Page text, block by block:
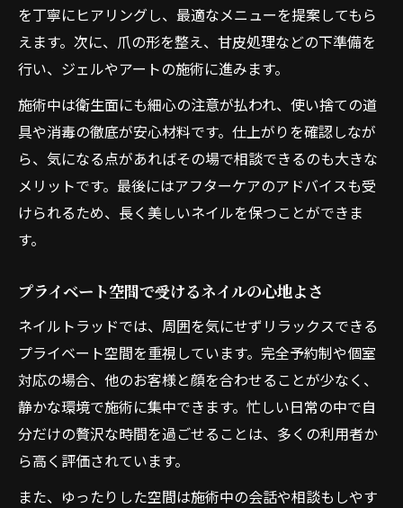
を丁寧にヒアリングし、最適なメニューを提案してもら
えます。次に、爪の形を整え、甘皮処理などの下準備を
行い、ジェルやアートの施術に進みます。
施術中は衛生面にも細心の注意が払われ、使い捨ての道
具や消毒の徹底が安心材料です。仕上がりを確認しなが
ら、気になる点があればその場で相談できるのも大きな
メリットです。最後にはアフターケアのアドバイスも受
けられるため、長く美しいネイルを保つことができま
す。
プライベート空間で受けるネイルの心地よさ
ネイルトラッドでは、周囲を気にせずリラックスできる
プライベート空間を重視しています。完全予約制や個室
対応の場合、他のお客様と顔を合わせることが少なく、
静かな環境で施術に集中できます。忙しい日常の中で自
分だけの贅沢な時間を過ごせることは、多くの利用者か
ら高く評価されています。
また、ゆったりした空間は施術中の会話や相談もしやす